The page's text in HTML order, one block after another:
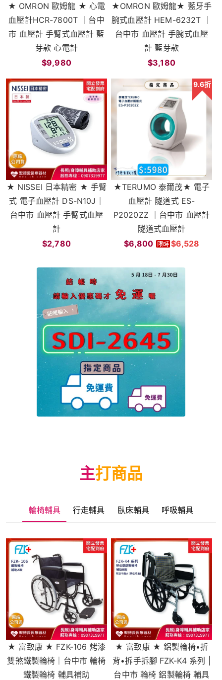
★ OMRON 歐姆龍 ★ 心電
血壓計HCR-7800T ｜台中
市 血壓計 手臂式血壓計 藍
芽款 心電計
$9,980
★OMRON 歐姆龍★ 藍牙手
腕式血壓計 HEM-6232T ｜
台中市 血壓計 手腕式血壓
計 藍芽款
$3,180
★ NISSEI 日本精密 ★ 手臂
式 電子血壓計 DS-N10J｜
台中市 血壓計 手臂式血壓
計
$2,780
★TERUMO 泰爾茂★ 電子
血壓計 隧道式 ES-
P2020ZZ ｜台中市 血壓計
隧道式血壓計
$6,800
$6,528
9.6折
主打商品
輪椅輔具 行走輔具 臥床輔具 呼吸輔具
★ 富致康 ★ FZK-106 烤漆
雙煞鐵製輪椅｜台中市 輪椅
鐵製輪椅 輔具補助
★ 富致康 ★ 鋁製輪椅•折
背•拆手拆腳 FZK-K4 系列 |
台中市 輪椅 鋁製輪椅 輔具